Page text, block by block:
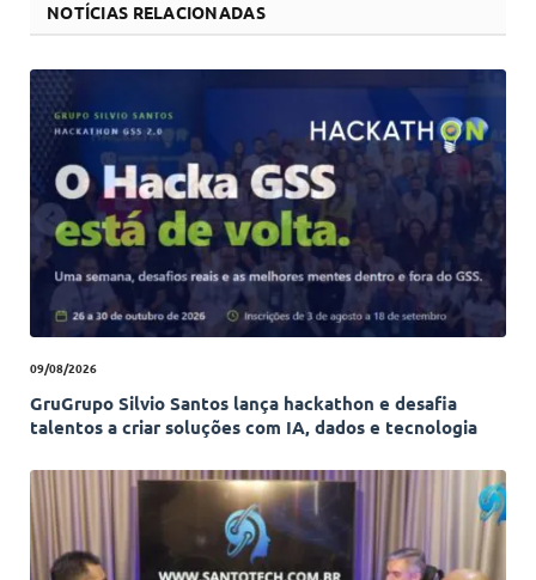
NOTÍCIAS RELACIONADAS
09/08/2026
GruGrupo Silvio Santos lança hackathon e desafia
talentos a criar soluções com IA, dados e tecnologia